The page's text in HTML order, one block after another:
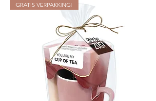
GRATIS VERPAKKING!